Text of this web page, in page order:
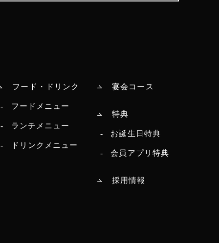
フード・ドリンク
フードメニュー
ランチメニュー
ドリンクメニュー
宴会コース
特典
お誕生日特典
会員アプリ特典
採用情報